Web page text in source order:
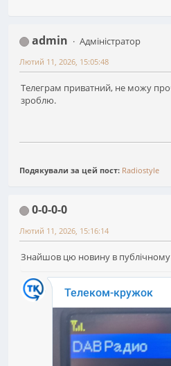
admin
Адміністратор
Лютий 11, 2026, 15:05:48
Телеграм приватний, не можу
зроблю.
Подякували за цей пост: Radiostyle
0-0-0-0
Лютий 11, 2026, 15:16:14
Знайшов цю новину в публічному